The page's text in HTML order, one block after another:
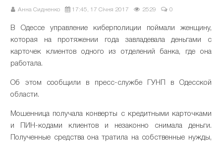
Анна Сидненко 17:45, 17 Січня 2017 2529 0
В Одессеуправление киберполиции поймали женщину,
которая на протяжении года завладевала деньгами с
карточек клиентов одного из отделений банка, где она
работала.
Об этом сообщили в пресс-службе ГУНП в Одесской
области.
Мошенница получала конверты с кредитными карточками
и ПИН-кодами клиентов и незаконно снимала деньги.
Полученные средства она тратила на собственные нужды,